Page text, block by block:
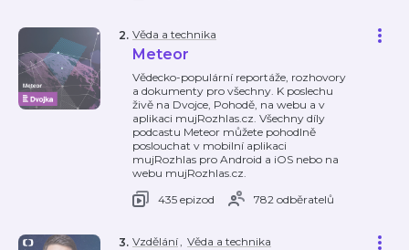
Věda a technika
Meteor
Vědecko-populární reportáže, rozhovory
a dokumenty pro všechny. K poslechu
živě na Dvojce, Pohodě, na webu a v
aplikaci mujRozhlas.cz. Všechny díly
podcastu Meteor můžete pohodlně
poslouchat v mobilní aplikaci
mujRozhlas pro Android a iOS nebo na
webu mujRozhlas.cz.
435 epizod
782 odběratelů
2.
Vzdělání, Věda a technika
3.